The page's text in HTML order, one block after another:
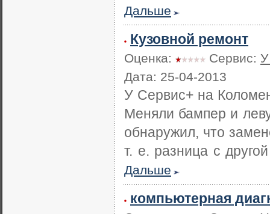
Дальше
Кузовной ремонт
Оценка: Сервис:
Дата: 25-04-2013
У Сервис+ на
Меняли бампер и
обнаружил, что
т. е. разница с
Дальше
компьютерная